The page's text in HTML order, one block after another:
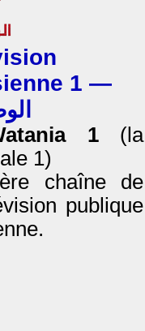
1 —
1(la
1)
chaîne de
publique